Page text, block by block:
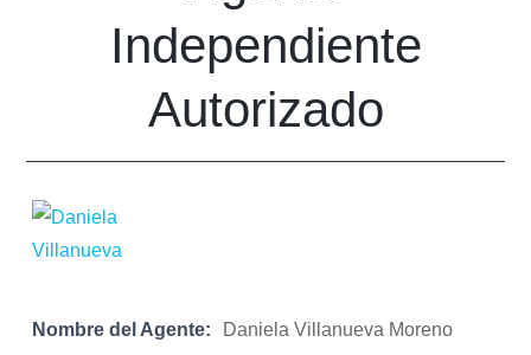
Independiente
Autorizado
Nombre del Agente: Daniela Villanueva Moreno